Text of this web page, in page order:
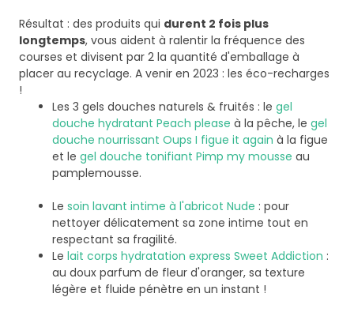
Résultat : des produits qui durent 2 fois plus
longtemps, vous aident à ralentir la fréquence des
courses et divisent par 2 la quantité d'emballage à
placer au recyclage. A venir en 2023 : les éco-recharges
!
Les 3 gels douches naturels & fruités : le gel
douche hydratant Peach please à la pêche, le gel
douche nourrissant Oups I figue it again à la figue
et le gel douche tonifiant Pimp my mousse au
pamplemousse.
Le soin lavant intime à l'abricot Nude : pour
nettoyer délicatement sa zone intime tout en
respectant sa fragilité.
Le lait corps hydratation express Sweet Addiction :
au doux parfum de fleur d'oranger, sa texture
légère et fluide pénètre en un instant !